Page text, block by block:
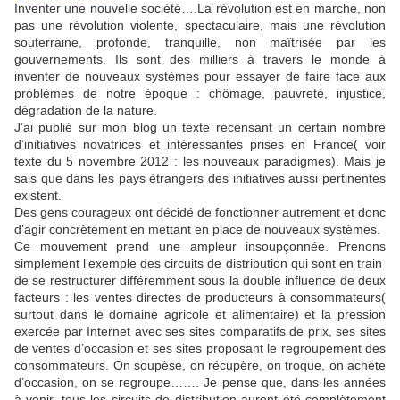
Inventer une nouvelle société….La révolution est en marche, non
pas une révolution violente, spectaculaire, mais une révolution
souterraine, profonde, tranquille, non maîtrisée par les
gouvernements. Ils sont des milliers à travers le monde à
inventer de nouveaux systèmes pour essayer de faire face aux
problèmes de notre époque : chômage, pauvreté, injustice,
dégradation de la nature.
J’ai publié sur mon blog un texte recensant un certain nombre
d’initiatives novatrices et intéressantes prises en France( voir
texte du 5 novembre 2012 : les nouveaux paradigmes). Mais je
sais que dans les pays étrangers des initiatives aussi pertinentes
existent.
Des gens courageux ont décidé de fonctionner autrement et donc
d’agir concrètement en mettant en place de nouveaux systèmes.
Ce mouvement prend une ampleur insoupçonnée. Prenons
simplement l’exemple des circuits de distribution qui sont en train
de se restructurer différemment sous la double influence de deux
facteurs : les ventes directes de producteurs à consommateurs(
surtout dans le domaine agricole et alimentaire) et la pression
exercée par Internet avec ses sites comparatifs de prix, ses sites
de ventes d’occasion et ses sites proposant le regroupement des
consommateurs. On soupèse, on récupère, on troque, on achète
d’occasion, on se regroupe……. Je pense que, dans les années